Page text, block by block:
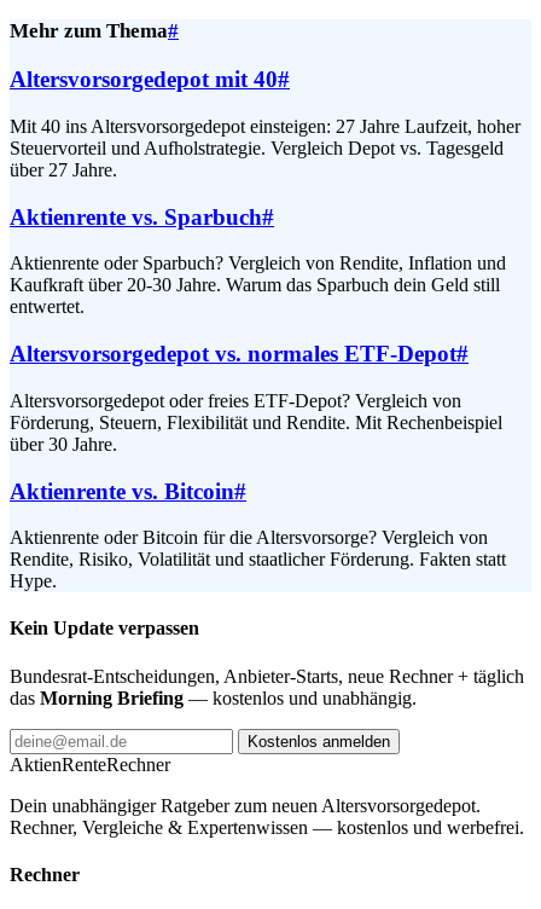
Mehr zum Thema#
Altersvorsorgedepot mit 40#
Mit 40 ins Altersvorsorgedepot einsteigen: 27 Jahre Laufzeit, hoher
Steuervorteil und Aufholstrategie. Vergleich Depot vs. Tagesgeld
über 27 Jahre.
Aktienrente vs. Sparbuch#
Aktienrente oder Sparbuch? Vergleich von Rendite, Inflation und
Kaufkraft über 20-30 Jahre. Warum das Sparbuch dein Geld still
entwertet.
Altersvorsorgedepot vs. normales ETF-Depot#
Altersvorsorgedepot oder freies ETF-Depot? Vergleich von
Förderung, Steuern, Flexibilität und Rendite. Mit Rechenbeispiel
über 30 Jahre.
Aktienrente vs. Bitcoin#
Aktienrente oder Bitcoin für die Altersvorsorge? Vergleich von
Rendite, Risiko, Volatilität und staatlicher Förderung. Fakten statt
Hype.
Kein Update verpassen
Bundesrat-Entscheidungen, Anbieter-Starts, neue Rechner + täglich
das Morning Briefing — kostenlos und unabhängig.
Kostenlos anmelden
AktienRenteRechner
Dein unabhängiger Ratgeber zum neuen Altersvorsorgedepot.
Rechner, Vergleiche & Expertenwissen — kostenlos und werbefrei.
Rechner